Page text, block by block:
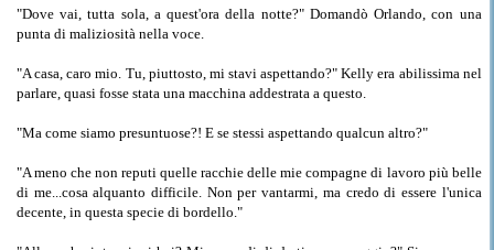
"Dove vai, tutta sola, a quest'ora della notte?" Domandò Orlando, con una
punta di maliziosità nella voce.
"A casa, caro mio. Tu, piuttosto, mi stavi aspettando?" Kelly era abilissima nel
parlare, quasi fosse stata una macchina addestrata a questo.
"Ma come siamo presuntuose?! E se stessi aspettando qualcun altro?"
"A meno che non reputi quelle racchie delle mie compagne di lavoro più belle
di me...cosa alquanto difficile. Non per vantarmi, ma credo di essere l'unica
decente, in questa specie di bordello."